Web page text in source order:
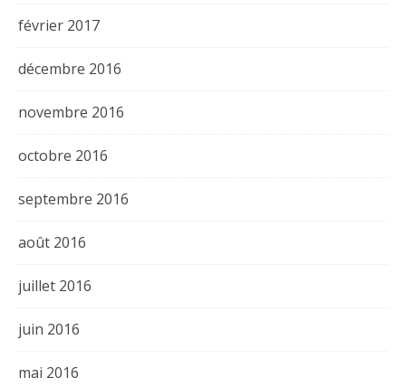
février 2017
décembre 2016
novembre 2016
octobre 2016
septembre 2016
août 2016
juillet 2016
juin 2016
mai 2016